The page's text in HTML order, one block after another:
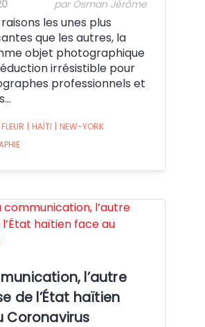
par Osman Jérôme
les unes plus
que les autres, la
objet photographique
irrésistible pour
professionnels et
FLEUR | HAÏTI | NEW-YORK
l’autre
de l’État haïtien
Coronavirus